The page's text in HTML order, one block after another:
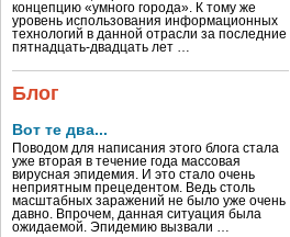
концепцию «умного города». К тому же
уровень использования информационных
технологий в данной отрасли за последние
пятнадцать-двадцать лет …
Блог
Вот те два...
Поводом для написания этого блога стала
уже вторая в течение года массовая
вирусная эпидемия. И это стало очень
неприятным прецедентом. Ведь столь
масштабных заражений не было уже очень
давно. Впрочем, данная ситуация была
ожидаемой. Эпидемию вызвали …